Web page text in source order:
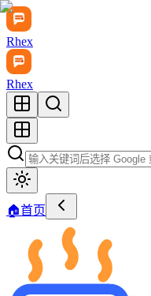
Rhex
Rhex
🏠首页